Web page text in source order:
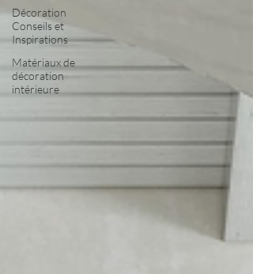
Décoration
Conseils et
Inspirations
Matériaux de
décoration
intérieure